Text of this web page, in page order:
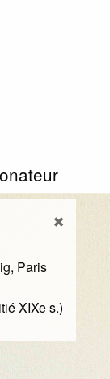
Paris
XIXe s.)